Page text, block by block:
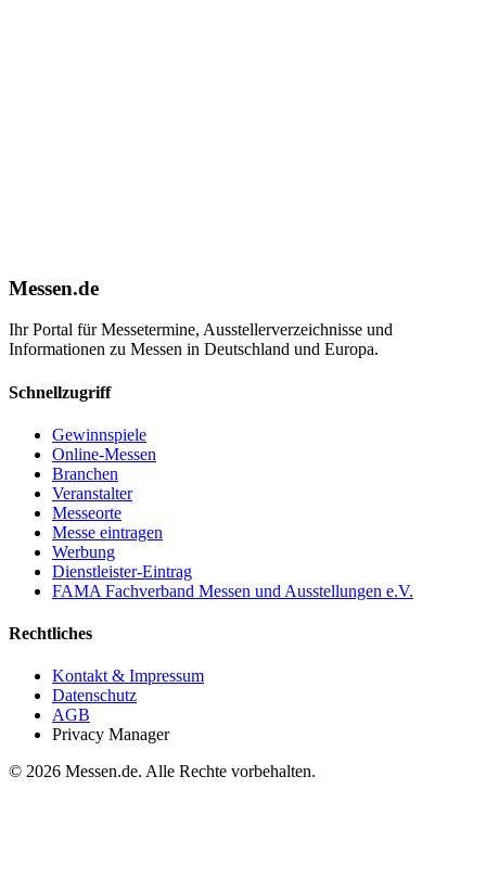
Messen.de
Ihr Portal für Messetermine, Ausstellerverzeichnisse und
Informationen zu Messen in Deutschland und Europa.
Schnellzugriff
Gewinnspiele
Online-Messen
Branchen
Veranstalter
Messeorte
Messe eintragen
Werbung
Dienstleister-Eintrag
FAMA Fachverband Messen und Ausstellungen e.V.
Rechtliches
Kontakt & Impressum
Datenschutz
AGB
Privacy Manager
© 2026 Messen.de. Alle Rechte vorbehalten.